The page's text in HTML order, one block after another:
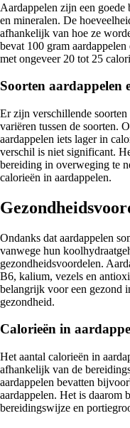
Aardappelen zijn een
en mineralen. De
afhankelijk van hoe ze
bevat 100 gram
met ongeveer 20 tot 25
Soorten aardappelen
Er zijn verschillende soorten
variëren tussen de soorten.
aardappelen iets lager in
verschil is niet significant.
bereiding in overweging te
calorieën in aardappelen.
Ondanks dat aardappelen
vanwege hun
gezondheidsvoordelen.
B6, kalium, vezels en
belangrijk voor een gezond
gezondheid.
Calorieën in
Het aantal calorieën in
afhankelijk van de
aardappelen bevatten
aardappelen. Het is daarom
bereidingswijze en